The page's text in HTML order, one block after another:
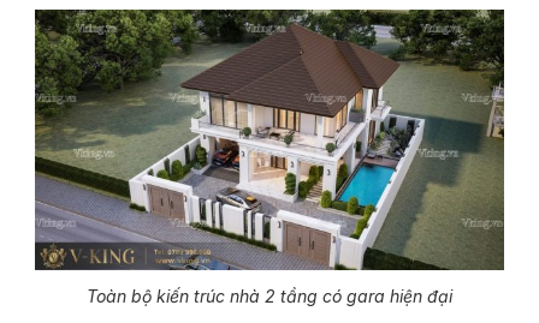
Toàn bộ kiến trúc nhà 2 tầng có gara hiện đại